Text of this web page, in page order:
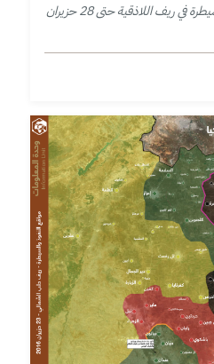
خريطة توضح تغيرات مواقع السيطرة في ريف اللاذقية حتى 28 حزيران